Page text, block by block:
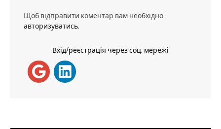
Щоб відправити коментар вам необхідно
авторизуватись.
Вхід/реєстрація через соц. мережі